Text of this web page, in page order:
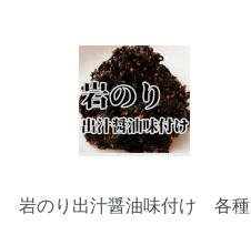
岩のり出汁醤油味付け 各種